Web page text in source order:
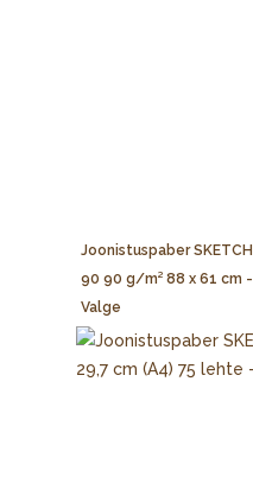
Joonistuspaber SKETCH
90 90 g/m² 88 x 61 cm -
Valge